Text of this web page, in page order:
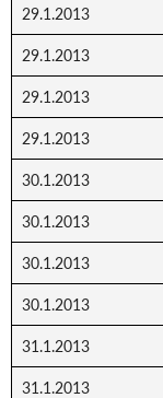
29.1.2013
29.1.2013
29.1.2013
29.1.2013
30.1.2013
30.1.2013
30.1.2013
30.1.2013
31.1.2013
31.1.2013